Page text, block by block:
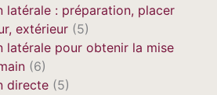
latérale : préparation, placer
extérieur (5)
latérale pour obtenir la mise
(6)
directe (5)